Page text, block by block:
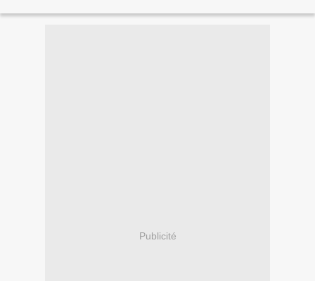
Publicité